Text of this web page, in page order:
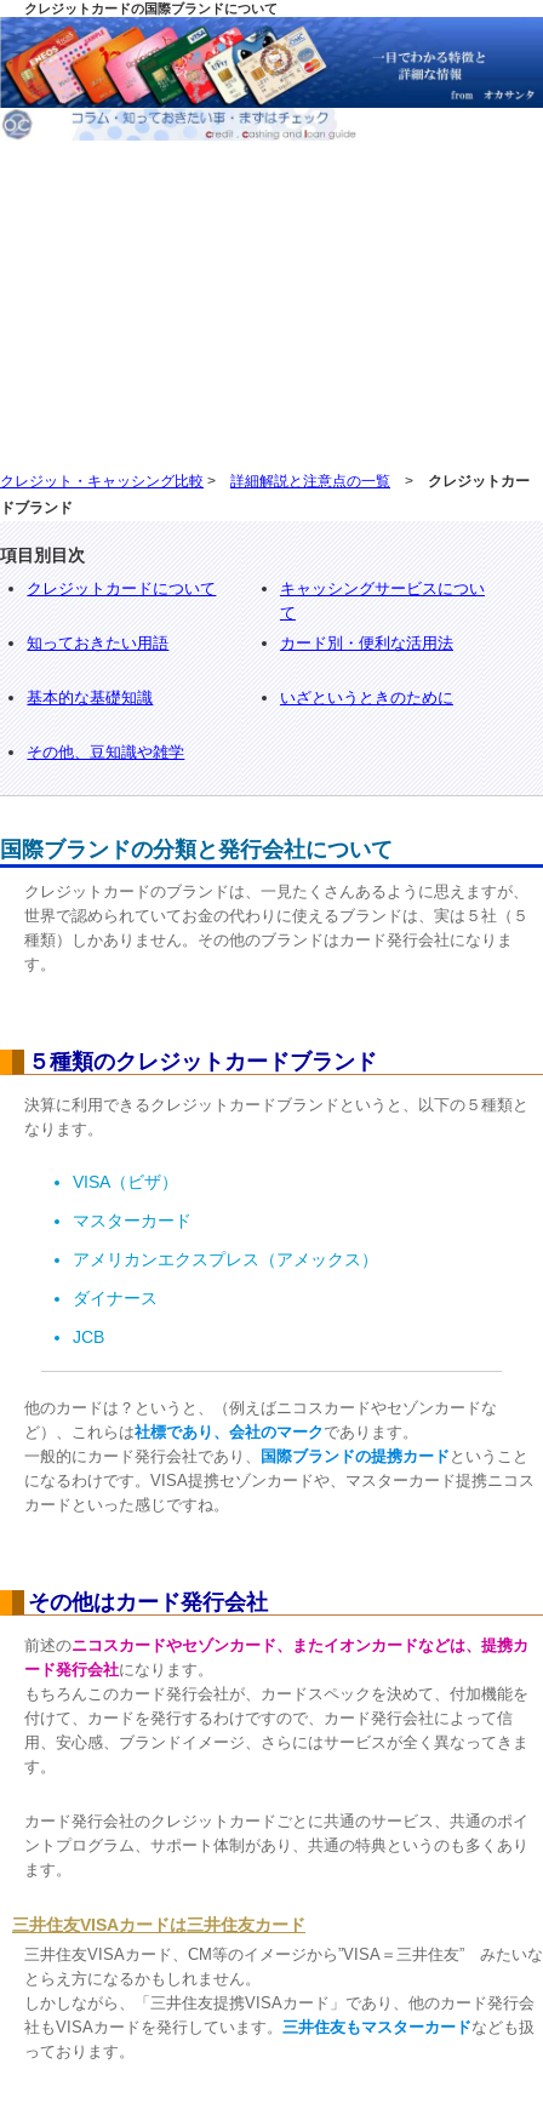
クレジットカードの国際ブランドについて
クレジット・キャッシング比較 > 詳細解説と注意点の一覧 > クレジットカー
ドブランド
項目別目次
クレジットカードについて
キャッシングサービスについ
て
知っておきたい用語
カード別・便利な活用法
基本的な基礎知識 いざというときのために
その他、豆知識や雑学
国際ブランドの分類と発行会社について
クレジットカードのブランドは、一見たくさんあるように思えますが、
世界で認められていてお金の代わりに使えるブランドは、実は５社（５
種類）しかありません。その他のブランドはカード発行会社になりま
す。
５種類のクレジットカードブランド
決算に利用できるクレジットカードブランドというと、以下の５種類と
なります。
VISA（ビザ）
マスターカード
アメリカンエクスプレス（アメックス）
ダイナース
JCB
他のカードは？というと、（例えばニコスカードやセゾンカードな
ど）、これらは社標であり、会社のマークであります。
一般的にカード発行会社であり、
国際ブランドの提携カード ということ
になるわけです。VISA提携セゾンカードや、マスターカード提携ニコス
カードといった感じですね。
その他はカード発行会社
前述のニコスカードやセゾンカード、またイオンカードなどは、 提携カ
ード発行会社になります。
もちろんこのカード発行会社が、カードスペックを決めて、付加機能を
付けて、カードを発行するわけですので、カード発行会社によって信
用、安心感、ブランドイメージ、さらにはサービスが全く異なってきま
す。
カード発行会社のクレジットカードごとに共通のサービス、共通のポイ
ントプログラム、サポート体制があり、共通の特典というのも多くあり
ます。
三井住友VISAカードは三井住友カード
三井住友VISAカード、CM等のイメージから”VISA＝三井住友” みたいな
とらえ方になるかもしれません。
しかしながら、「三井住友提携VISAカード」であり、他のカード発行会
社もVISAカードを発行しています。 三井住友もマスターカードなども扱
っております。